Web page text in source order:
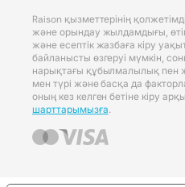
Raison қызметтерінің
және орындау жылдамдығы,
және есептік жазбаға кіру
байланысты өзгеруі мүмкін,
нарықтағы құбылмалылық пен
мен түрі және басқа да
оның кез келген бетіне кіру
шарттарымызға.